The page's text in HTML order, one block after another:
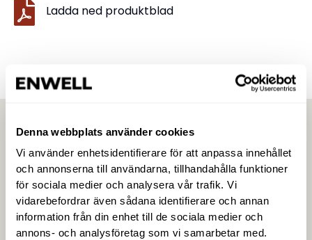
Denna webbplats använder cookies
Vi använder enhetsidentifierare för att anpassa innehållet
och annonserna till användarna, tillhandahålla funktioner
för sociala medier och analysera vår trafik. Vi
vidarebefordrar även sådana identifierare och annan
information från din enhet till de sociala medier och
annons- och analysföretag som vi samarbetar med.
Ladda ned produktblad